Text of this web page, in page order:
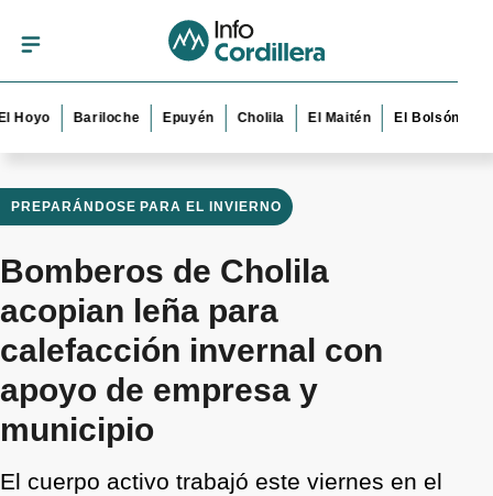
Bariloche Epuyén Cholila El Maitén El Bolsón Esquel
PREPARÁNDOSE PARA EL INVIERNO
Bomberos de Cholila
acopian leña para
calefacción invernal con
apoyo de empresa y
municipio
El cuerpo activo trabajó este viernes en el